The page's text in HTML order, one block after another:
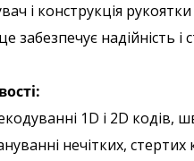
і конструкція
надійність і
1D і 2D кодів,
нечітких, стертих